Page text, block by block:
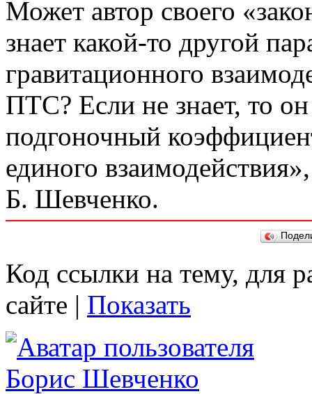
Может автор своего
знает какой-то другой
гравитационного
ПТС? Если не знает, то
подгоночный
единого
Б. Шевченко.
Код ссылки на тему, для
сайте | Показать
Борис Шевченко